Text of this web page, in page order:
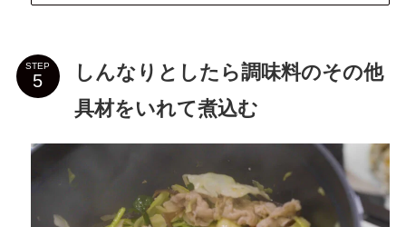
STEP
しんなりとしたら調味料のその他
具材をいれて煮込む